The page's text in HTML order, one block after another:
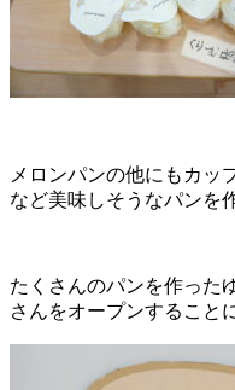
メロンパンの他にもカッ
など美味しそうなパンを
たくさんのパンを作った
さんをオープンすること